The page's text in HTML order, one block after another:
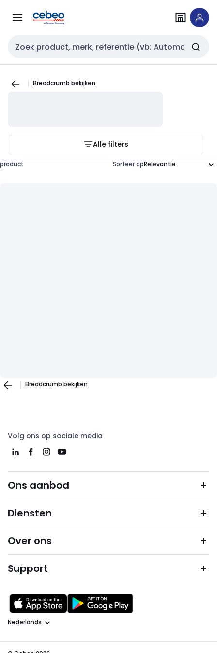
naar
naar
Zoekveld invoer
Breadcrumb bekijken
Alle filters
product Sorteer op
Breadcrumb bekijken
Volg ons op sociale media
Ons aanbod
Diensten
Over ons
Support
Taal